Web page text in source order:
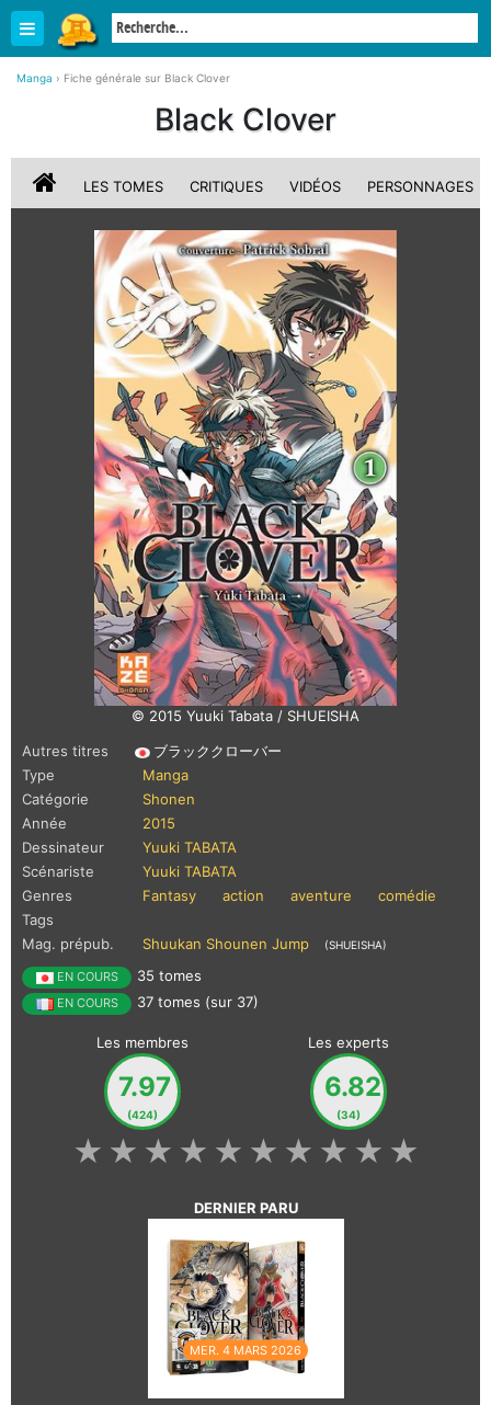
Manga › Fiche générale sur Black Clover
Black Clover
LES TOMES CRITIQUES VIDÉOS PERSONNAGES
© 2015 Yuuki Tabata / SHUEISHA
Autres titres
ブラッククローバー
Type
Manga
Catégorie
Shonen
Année
2015
Dessinateur
Yuuki TABATA
Scénariste
Yuuki TABATA
Genres
Fantasy action aventure
comédie
Tags
Mag. prépub.
Shuukan Shounen Jump (SHUEISHA)
EN COURS 35 tomes
EN COURS 37 tomes (sur 37)
Les membres
7.97
(424)
Les experts
6.82
(34)
★
★
★
★
★
★
★
★
★
★
DERNIER PARU
MER. 4 MARS 2026